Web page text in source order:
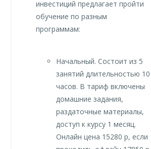
инвестиций предлагает пройти
обучение по разным
программам:
Начальный. Состоит из 5
занятий длительностью 10
часов. В тариф включены
домашние задания,
раздаточные материалы,
доступ к курсу 1 месяц.
Онлайн цена 15280 р, если